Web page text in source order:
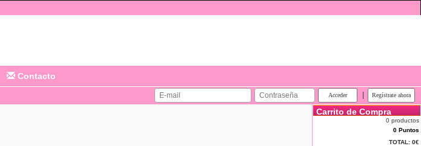
Contacto
Carrito de Compra
0 productos
0 Puntos
TOTAL: 0€